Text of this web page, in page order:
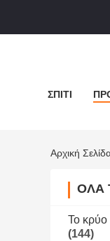
ΣΠΊΤΙ
Αρχική
ΌΛΑ
Το κρύο
(144)